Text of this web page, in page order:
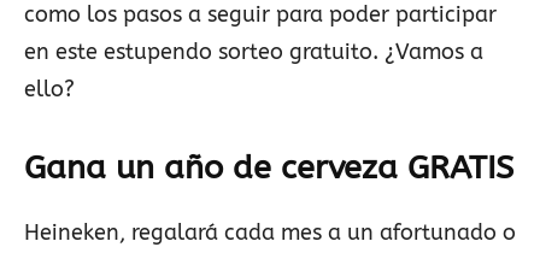
como los pasos a seguir para poder participar
en este estupendo sorteo gratuito. ¿Vamos a
ello?
Gana un año de cerveza GRATIS
Heineken, regalará cada mes a un afortunado o